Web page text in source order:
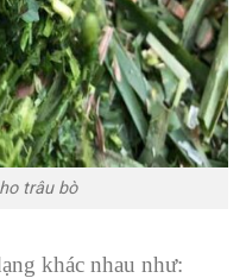
trâu bò
khác nhau như: